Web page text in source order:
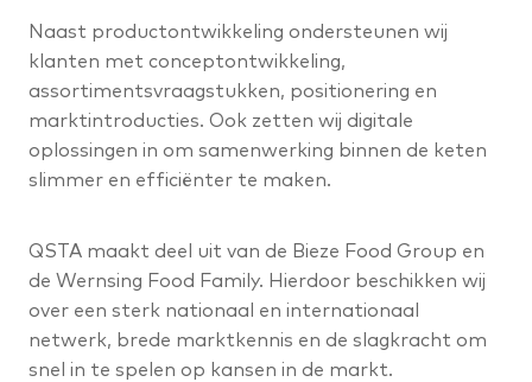
Naast productontwikkeling ondersteunen wij
klanten met conceptontwikkeling,
assortimentsvraagstukken, positionering en
marktintroducties. Ook zetten wij digitale
oplossingen in om samenwerking binnen de keten
slimmer en efficiënter te maken.
QSTA maakt deel uit van de Bieze Food Group en
de Wernsing Food Family. Hierdoor beschikken wij
over een sterk nationaal en internationaal
netwerk, brede marktkennis en de slagkracht om
snel in te spelen op kansen in de markt.